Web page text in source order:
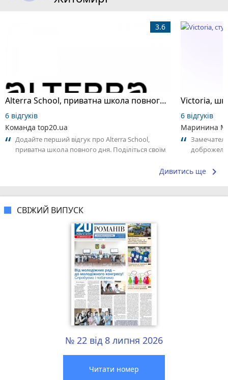
Alterra School, приватна школа повного дня
3.6
6 відгуків
Команда top20.ua
Додайте перший відгук про Alterra School,
приватна школа повного дня. Поділіться своїм
6 відгуків
Маринина
Дивитись ще keyboard_arrow_right
СВІЖИЙ ВИПУСК
№ 22 від 8 липня 2026
Читати номер